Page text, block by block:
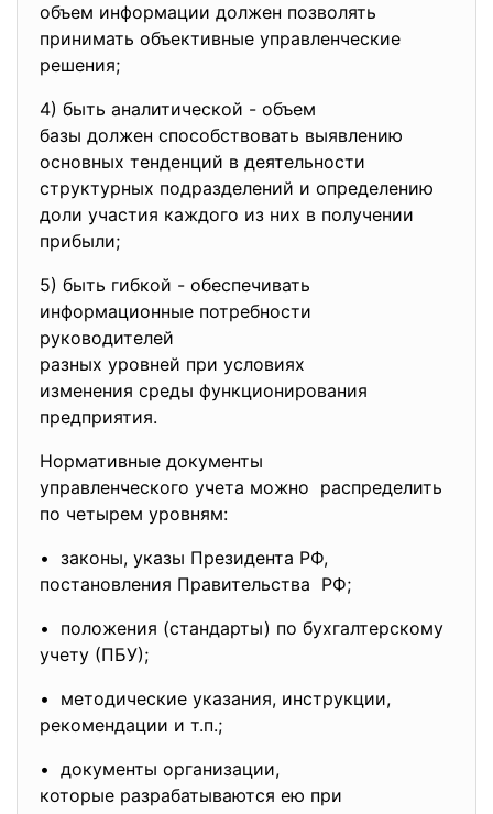
объем информации должен позволять
принимать объективные управленческие
решения;
4) быть аналитической - объем
базы должен способствовать выявлению
основных тенденций в деятельности
структурных подразделений и определению
доли участия каждого из них в получении
прибыли;
5) быть гибкой - обеспечивать
информационные потребности
руководителей
разных уровней при условиях
изменения среды функционирования
предприятия.
Нормативные документы
управленческого учета можно распределить
по четырем уровням:
• законы, указы Президента РФ,
постановления Правительства РФ;
• положения (стандарты) по бухгалтерскому
учету (ПБУ);
• методические указания, инструкции,
рекомендации и т.п.;
• документы организации,
которые разрабатываются ею при